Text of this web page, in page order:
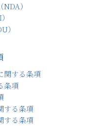
）
）
関する条項
条項
する条項
する条項